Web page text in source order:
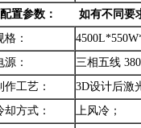
置参数：
如有不同要
：
源：
三相五线
作工艺：
3D设计后激
却方式：
上风冷；